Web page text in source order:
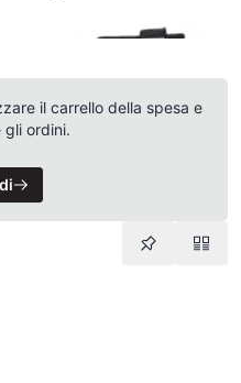
il carrello della spesa e
gli ordini.